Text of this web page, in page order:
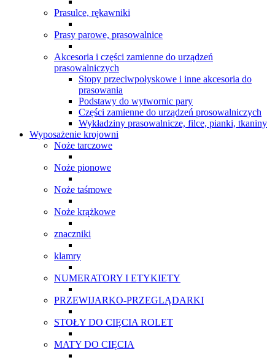
Prasulce, rękawniki
Prasy parowe, prasowalnice
Akcesoria i części zamienne do urządzeń
prasowalniczych
Stopy przeciwpołyskowe i inne akcesoria do
prasowania
Podstawy do wytwornic pary
Części zamienne do urządzeń prosowalniczych
Wykładziny prasowalnicze, filce, pianki, tkaniny
Wyposażenie krojowni
Noże tarczowe
Noże pionowe
Noże taśmowe
Noże krążkowe
znaczniki
klamry
NUMERATORY I ETYKIETY
PRZEWIJARKO-PRZEGLĄDARKI
STOŁY DO CIĘCIA ROLET
MATY DO CIĘCIA